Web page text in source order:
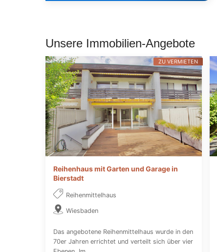
Unsere Immobilien-Angebote
Reihenhaus mit Garten und Garage in
Bierstadt
Reihenmittelhaus
Wiesbaden
Das angebotene Reihenmittelhaus wurde in den
70er Jahren errichtet und verteilt sich über vier
ZU VERMIETEN